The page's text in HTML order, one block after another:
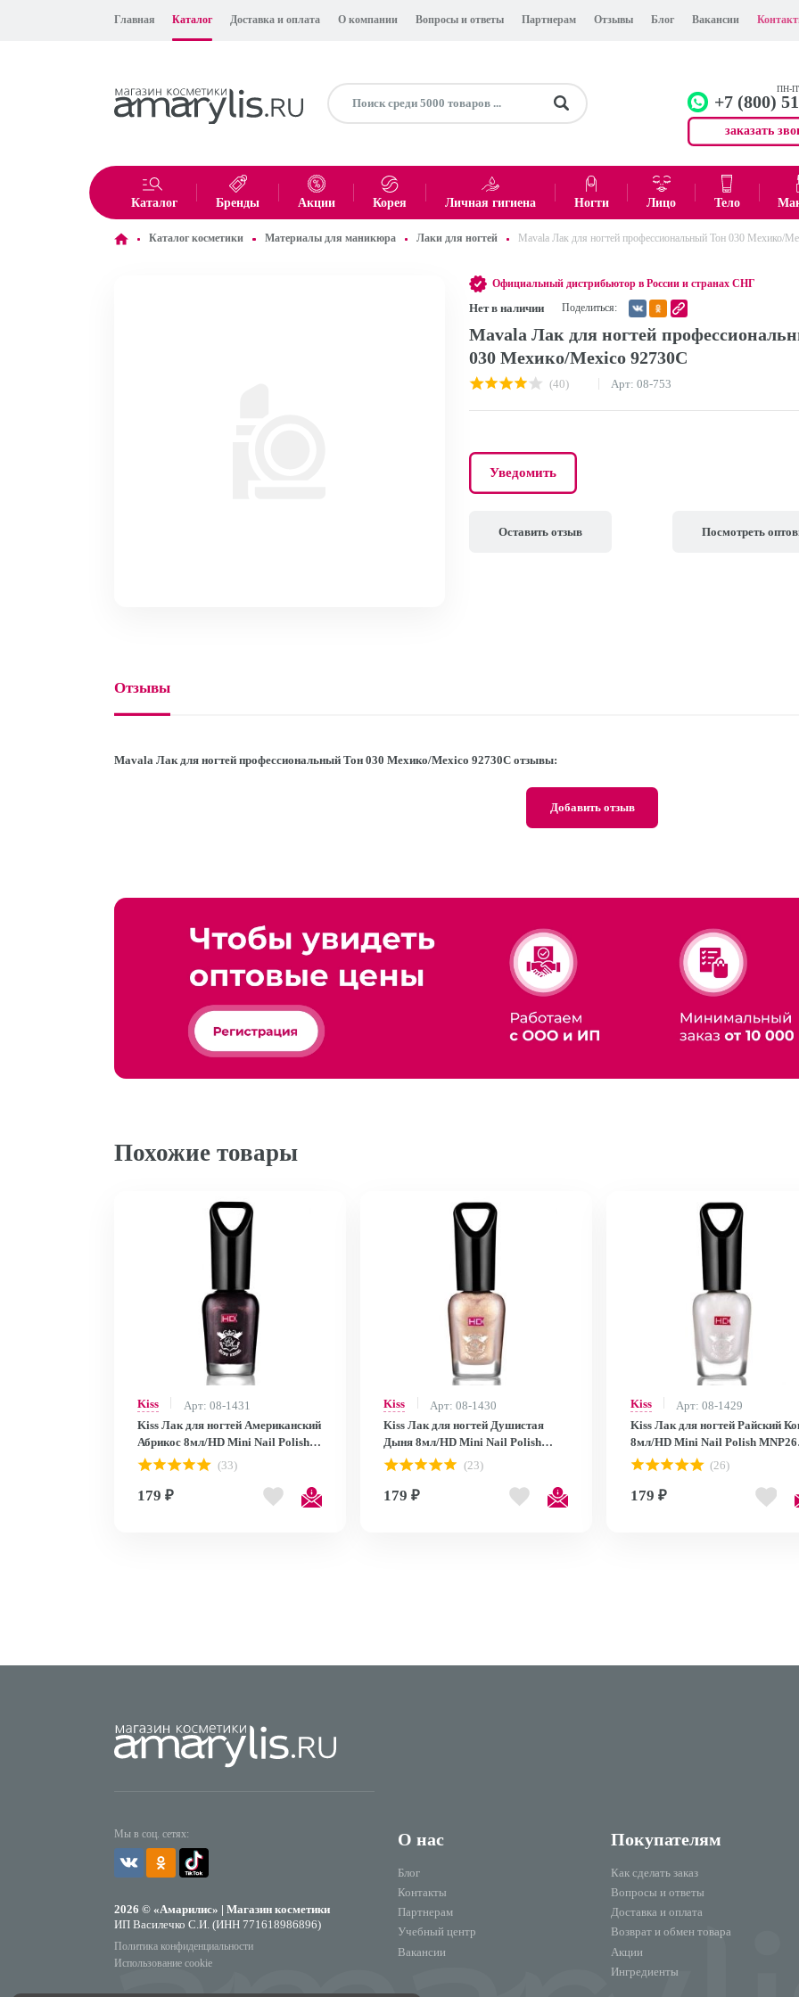
Главная Каталог Доставка и оплата О компании Вопросы и ответы Партнерам Отзывы Блог Вакансии
ПН-
+7 (800)
заказать
Офис +7 (499)
Итого: 0 ₽
Каталог Бренды Акции Корея Личная гигиена Ногти Лицо Тело
Каталог косметики Материалы для маникюра Лаки для ногтей Mavala Лак для ногтей профессиональный Тон 030 Мехико/
Официальный дистрибьютор в России и странах СНГ
Нет в наличии Поделиться:
Mavala Лак для ногтей
030 Мехико/Mexico 92730C
(40) Арт: 08-753
Уведомить
Оставить отзыв Посмотреть
Отзывы
Mavala Лак для ногтей профессиональный Тон 030 Мехико/Mexico 92730C отзывы:
Добавить отзыв
Похожие товары
Kiss
Арт: 08-1431
Kiss Лак для ногтей Американский
Абрикос 8мл/HD Mini Nail Polish
MNP28
(33)
179 ₽
Kiss
Арт: 08-1430
Kiss Лак для ногтей Душистая
Дыня 8мл/HD Mini Nail Polish
MNP27
(23)
179 ₽
Kiss
Арт: 08-1429
Kiss Лак для ногтей Райский
8мл/HD Mini Nail Polish MNP26
MNP26
(26)
179 ₽
Мы в соц. сетях:
2026 © «Амарилис» | Магазин косметики
ИП Василечко С.И. (ИНН 771618986896)
Политика конфиденциальности
Использование cookie
О нас
Блог
Контакты
Партнерам
Учебный центр
Вакансии
Покупателям
Как сделать заказ
Вопросы и ответы
Доставка и оплата
Возврат и обмен товара
Акции
Ингредиенты